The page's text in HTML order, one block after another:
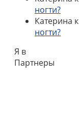
ногти?
Катерина
ногти?
Я в
Партнеры